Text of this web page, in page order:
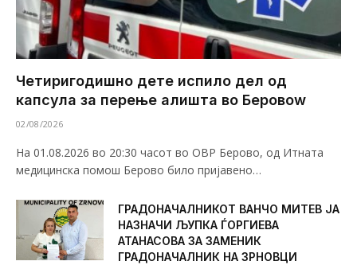
Четиригодишно дете испило дел од
капсула за перење алишта во Беровоw
02/08/2026
На 01.08.2026 во 20:30 часот во ОВР Берово, од Итната
медицинска помош Берово било пријавено…
ГРАДОНАЧАЛНИКОТ ВАНЧО МИТЕВ ЈА
НАЗНАЧИ ЉУПКА ЃОРГИЕВА
АТАНАСОВА ЗА ЗАМЕНИК
ГРАДОНАЧАЛНИК НА ЗРНОВЦИ